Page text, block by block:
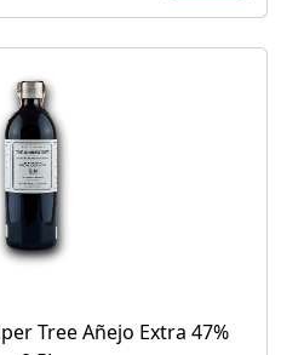
Tree Añejo Extra 47%